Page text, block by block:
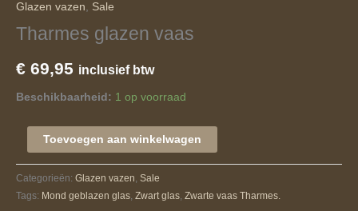
Glazen vazen, Sale
Tharmes glazen vaas
€ 69,95 inclusief btw
Beschikbaarheid: 1 op voorraad
Toevoegen aan winkelwagen
Categorieën: Glazen vazen, Sale
Tags: Mond geblazen glas, Zwart glas, Zwarte vaas Tharmes.